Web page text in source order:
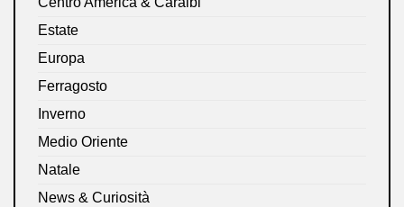
Estate
Europa
Ferragosto
Inverno
Medio Oriente
Natale
News & Curiosità